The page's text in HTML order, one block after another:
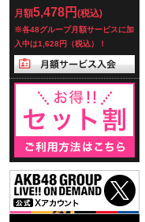
月額5,478円 (税込)
※各48グループ月額サービスに加
入中は1,628円（税込）！